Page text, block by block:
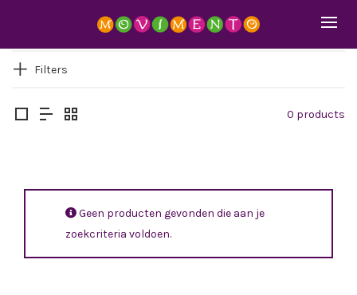
Filters
0 products
Geen producten gevonden die aan je
zoekcriteria voldoen.